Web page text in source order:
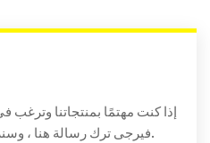
إذا كنت مهتمًا بمنتجاتنا وترغب
فيرجى ترك رسالة هنا ، وسنرد عليك في أقرب وقت ممكن.